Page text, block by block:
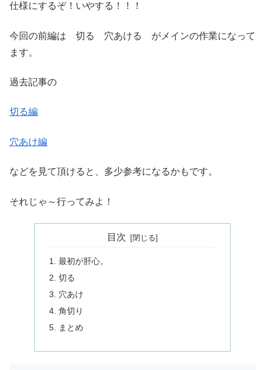
仕様にするぞ！いやする！！！
今回の前編は 切る 穴あける がメインの作業になって
ます。
過去記事の
切る編
穴あけ編
などを見て頂けると、多少参考になるかもです。
それじゃ～行ってみよ！
目次
最初が肝心。
切る
穴あけ
角切り
まとめ